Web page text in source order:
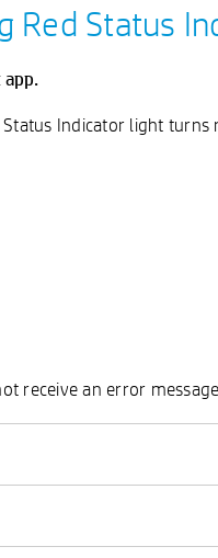
Red Status
Indicator light
receive an error